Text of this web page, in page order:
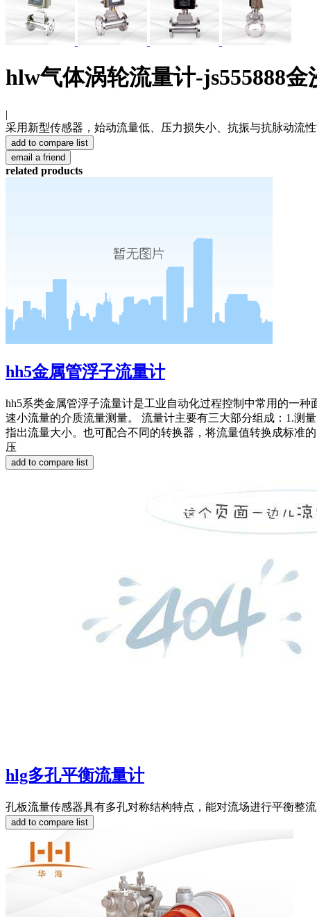
hlw气体涡轮流量计-js555888金
|
采用新型传感器，始动流量低、压力损失小、抗振与抗脉动流
related products
hh5金属管浮子流量计
hh5系类金属管浮子流量计是工业自动化过程控制中常用的一
速小流量的介质流量测量。 流量计主要有三大部分组成：1.测
指出流量大小。也可配合不同的转换器，将流量值转换成标准
压
hlg多孔平衡流量计
孔板流量传感器具有多孔对称结构特点，能对流场进行平衡整